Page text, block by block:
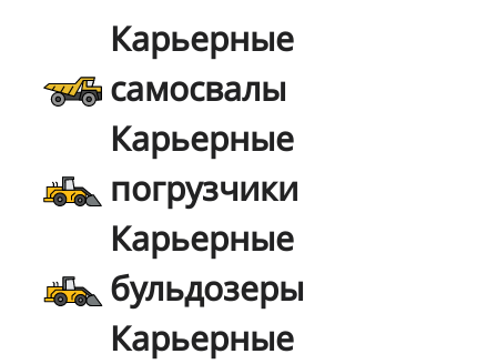
Карьерные
самосвалы
Карьерные
погрузчики
Карьерные
бульдозеры
Карьерные